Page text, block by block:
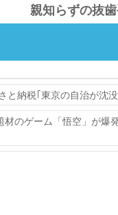
親知らずの抜
と納税｢東京の自治が沈
材のゲーム「悟空」が